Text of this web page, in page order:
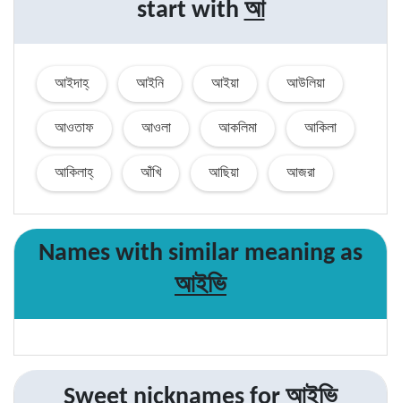
start with আ
আইদাহ্ আইনি আইয়া আউলিয়া
আওতাফ আওলা আকলিমা আকিলা
আকিলাহ্ আঁখি আছিয়া আজরা
Names with similar meaning as
আইভি
আইভি